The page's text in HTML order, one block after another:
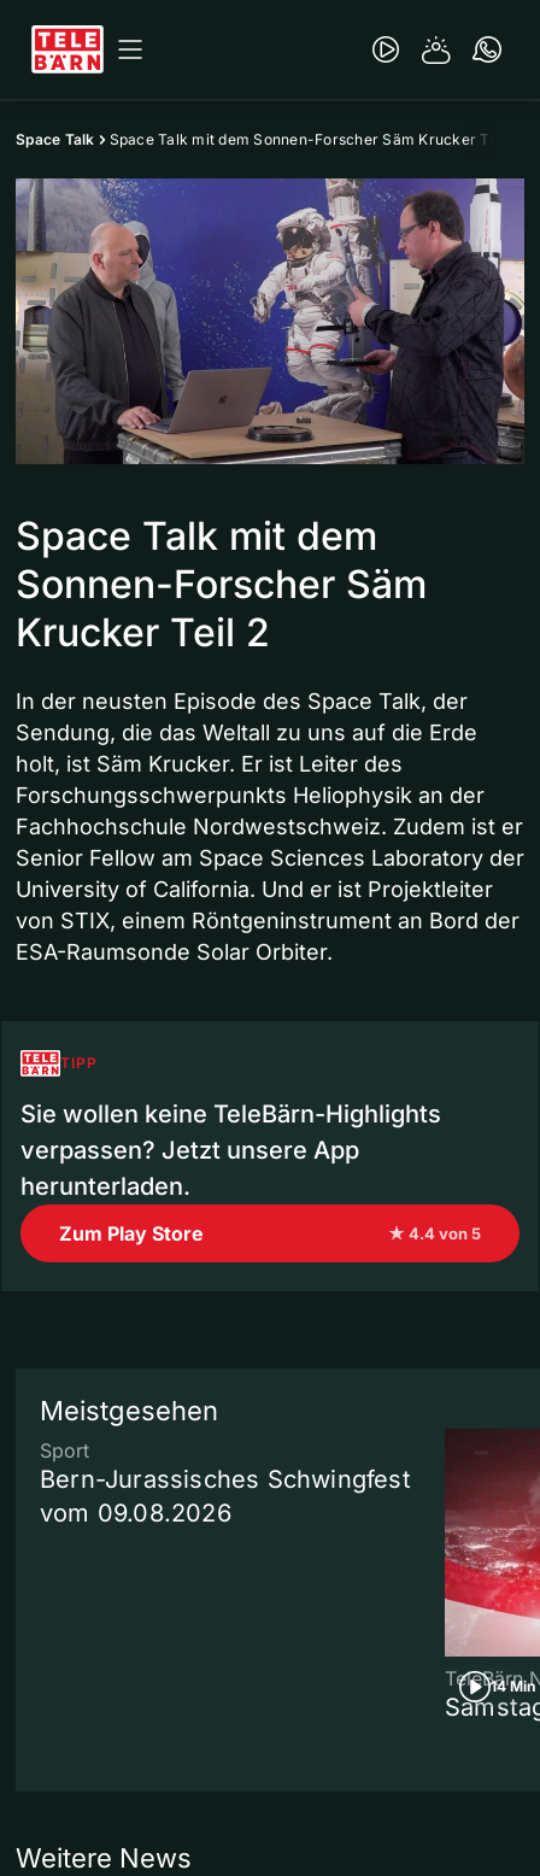
Space Talk Space Talk mit dem Sonnen-Forscher Säm Krucker Teil 2
Space Talk mit dem
Sonnen-Forscher Säm
Krucker Teil 2
In der neusten Episode des Space Talk, der
Sendung, die das Weltall zu uns auf die Erde
holt, ist Säm Krucker. Er ist Leiter des
Forschungsschwerpunkts Heliophysik an der
Fachhochschule Nordwestschweiz. Zudem ist er
Senior Fellow am Space Sciences Laboratory der
University of California. Und er ist Projektleiter
von STIX, einem Röntgeninstrument an Bord der
ESA-Raumsonde Solar Orbiter.
TIPP
Sie wollen keine TeleBärn-Highlights
verpassen? Jetzt unsere App
herunterladen.
Zum Play Store ★ 4.4 von 5
Meistgesehen
Sport
Bern-Jurassisches Schwingfest
vom 09.08.2026
14 Min
TeleBärn
Weitere News